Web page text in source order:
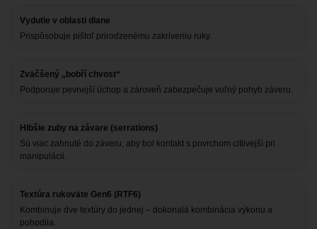
Vydutie v oblasti dlane
Prispôsobuje pištoľ prirodzenému zakriveniu ruky.
Zväčšený „bobří chvost“
Podporuje pevnejší úchop a zároveň zabezpečuje voľný pohyb záveru.
Hlbšie zuby na závare (serrations)
Sú viac zahnuté do záveru, aby bol kontakt s povrchom citlivejší pri
manipulácii.
Textúra rukoväte Gen6 (RTF6)
Kombinuje dve textúry do jednej – dokonalá kombinácia výkonu a
pohodlia.